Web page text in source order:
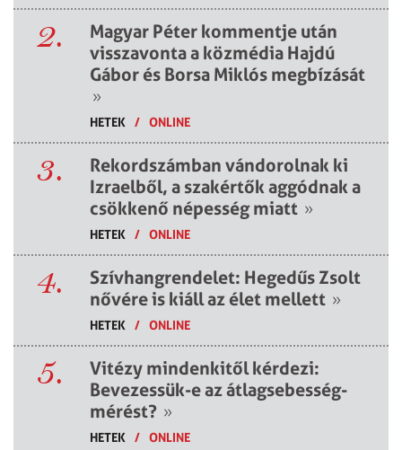
2.
Magyar Péter kommentje után
visszavonta a közmédia Hajdú
Gábor és Borsa Miklós megbízását
»
HETEK / ONLINE
3.
Rekordszámban vándorolnak ki
Izraelből, a szakértők aggódnak a
csökkenő népesség miatt »
HETEK / ONLINE
4.
Szívhangrendelet: Hegedűs Zsolt
nővére is kiáll az élet mellett »
HETEK / ONLINE
5.
Vitézy mindenkitől kérdezi:
Bevezessük-e az átlagsebesség-
mérést? »
HETEK / ONLINE